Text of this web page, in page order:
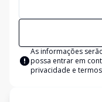
As informações
possa entrar em
privacidade e